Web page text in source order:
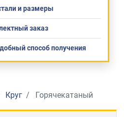
и размеры
заказ
способ получения
Круг Горячекатаный